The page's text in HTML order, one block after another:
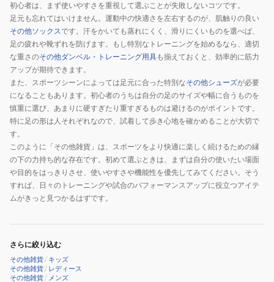
初心者は、まず使いやすさを重視して選ぶことが失敗しないコツです。
足元も忘れてはいけません。運動中の快適さを左右するのが、肌触りの良い
その他ソックスです。汗をかいても蒸れにくく、滑りにくいものを選べば、
足の疲れや靴ずれを防げます。もし特別なトレーニングを始めるなら、適切
な重さのその他ダンベル・トレーニング用具も揃えておくと、効率的に筋力
アップが期待できます。
また、スポーツシーンによっては足元に合った特別なその他シューズが必要
になることもあります。初心者のうちは自分の足のサイズや幅に合うものを
慎重に選び、あまりに硬すぎたり重すぎるものは避けるのがポイントです。
特に足の形は人それぞれなので、試着して歩き心地を確かめることが大切で
す。
このように「その他雑貨」は、スポーツをより快適に楽しく続けるための縁
の下の力持ち的な存在です。初めて選ぶときは、まずは自分の使いたい場面
や目的をはっきりさせ、使いやすさや機能性を優先してみてください。そう
すれば、日々のトレーニングや試合のパフォーマンスアップに役立つアイテ
ムがきっと見つかるはずです。
さらに絞り込む
その他雑貨/ キッズ
その他雑貨/ レディース
その他雑貨/ メンズ